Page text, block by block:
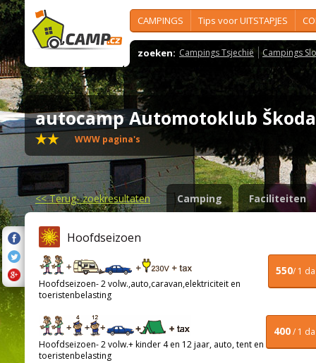
CAMPINGS Tips voor UITSTAPJES
zoeken: Campings Tsjechië Campings
autocamp Automotoklub
WWW pagina's
<<Terug- zoekresultaten Camping Faciliteiten
Hoofdseizoen
550/ 1
Hoofdseizoen- 2 volw.,auto,caravan,elektriciteit en
toeristenbelasting
400/ 1
Hoofdseizoen- 2 volw.+ kinder 4 en 12 jaar, auto, tent en
toeristenbelasting